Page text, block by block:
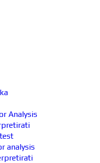
Analysis
analysis